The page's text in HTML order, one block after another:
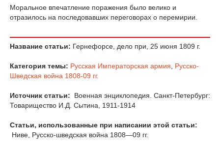
Моральное впечатление поражения было велико и
отразилось на последовавших переговорах о перемирии.
Название статьи: Гернефорсе, дело при, 25 июня 1809 г.
Категория темы: Русская Императорская армия
Русско-
Шведская война 1808-09 гг.
Источник статьи:
Военная энциклопедия. Санкт-Петербург:
Товарищество И.Д. Сытина, 1911-1914
Статьи, использованные при написании этой статьи:
Ниве, Русско-шведская война 1808—09 гг.